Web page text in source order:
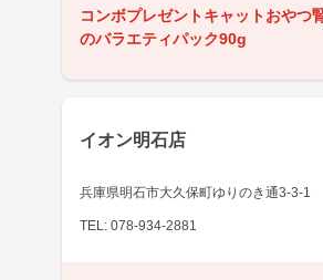
コンボプレゼントキャットおやつ
のバラエティパック90g
イオン明石店
兵庫県明石市大久保町ゆりのき通3-3-1
TEL: 078-934-2881